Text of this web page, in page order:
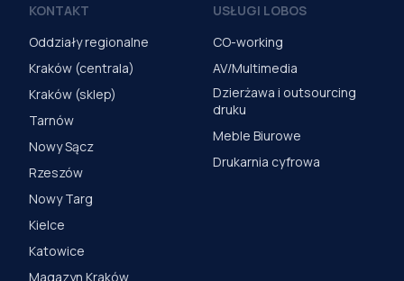
KONTAKT
Oddziały regionalne
Kraków (centrala)
Kraków (sklep)
Tarnów
Nowy Sącz
Rzeszów
Nowy Targ
Kielce
Katowice
Magazyn Kraków
USŁUGI LOBOS
CO-working
AV/Multimedia
Dzierżawa i outsourcing
druku
Meble Biurowe
Drukarnia cyfrowa